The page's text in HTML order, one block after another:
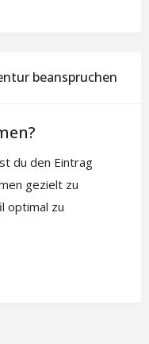
beanspruchen
du den Eintrag
gezielt zu
optimal zu